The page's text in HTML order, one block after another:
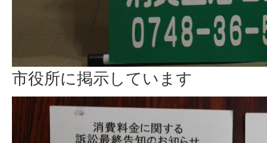
市役所に掲示しています